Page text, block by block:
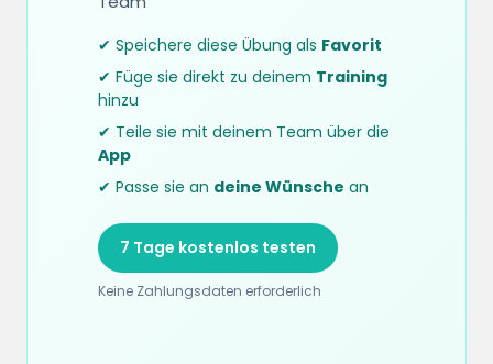
✔ Speichere diese Übung als Favorit
✔ Füge sie direkt zu deinem Training
hinzu
✔ Teile sie mit deinem Team über die
App
✔ Passe sie an deine Wünsche an
7 Tage kostenlos testen
Keine Zahlungsdaten erforderlich